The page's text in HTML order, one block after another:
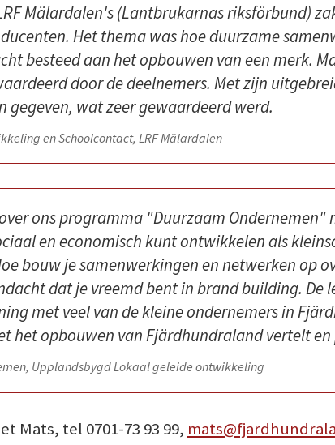
Mälardalen's (Lantbrukarnas riksförbund)
Het thema was hoe duurzame
besteed aan het opbouwen van een merk.
door de deelnemers. Met zijn
wat zeer gewaardeerd werd.
en Schoolcontact, LRF Mälardalen
ons programma "Duurzaam Ondernemen"
en economisch kunt ontwikkelen als
bouw je samenwerkingen en netwerken op
dat je vreemd bent in brand building. De
met veel van de kleine ondernemers in
het opbouwen van Fjärdhundraland vertelt en
Upplandsbygd Lokaal geleide ontwikkeling
Mats, tel 0701-73 93 99,